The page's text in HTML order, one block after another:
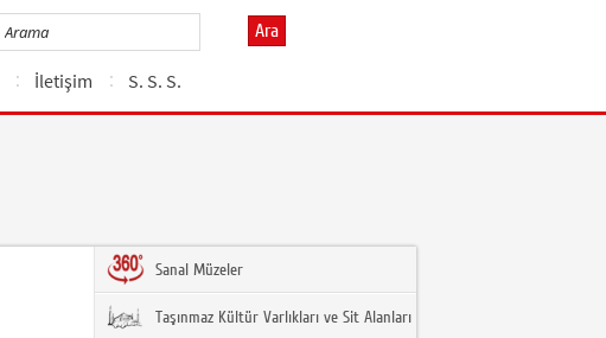
Ara
İletişim S. S. S.
Sanal Müzeler
Taşınmaz Kültür Varlıkları ve Sit Alanları